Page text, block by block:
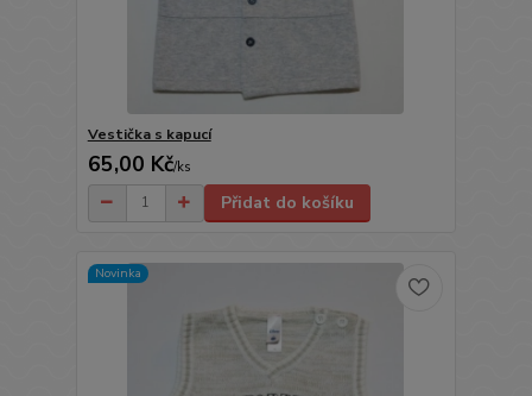
Vestička s kapucí
65,00 Kč/ks
Přidat do košíku
Novinka